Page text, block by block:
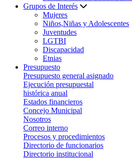
Grupos de Interés
Mujeres
Niños,Niñas y Adolescentes
Juventudes
LGTBI
Discapacidad
Etnias
Presupuesto
Presupuesto general asignado
Ejecución presupuestal
histórica anual
Estados financieros
Concejo Municipal
Nosotros
Correo interno
Procesos y procedimientos
Directorio de funcionarios
Directorio institucional